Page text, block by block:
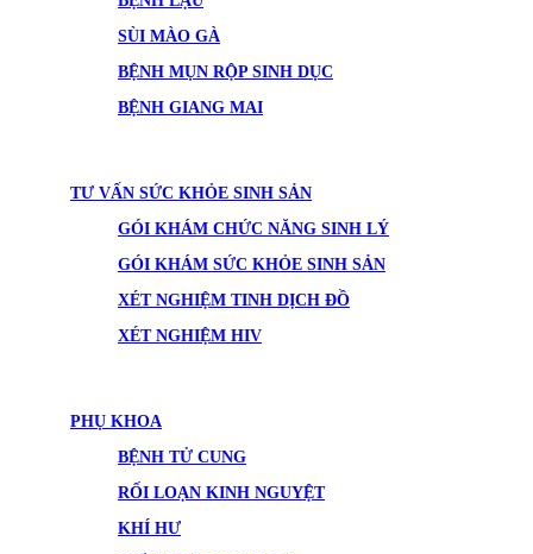
SÙI MÀO GÀ
BỆNH MỤN RỘP SINH DỤC
BỆNH GIANG MAI
TƯ VẤN SỨC KHỎE SINH SẢN
GÓI KHÁM CHỨC NĂNG SINH LÝ
GÓI KHÁM SỨC KHỎE SINH SẢN
XÉT NGHIỆM TINH DỊCH ĐỒ
XÉT NGHIỆM HIV
PHỤ KHOA
BỆNH TỬ CUNG
RỐI LOẠN KINH NGUYỆT
KHÍ HƯ